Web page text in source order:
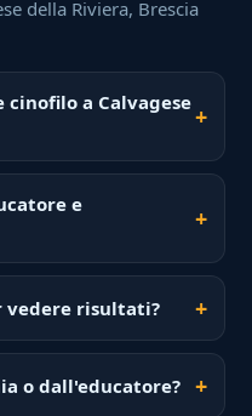
della Riviera, Brescia
a Calvagese
e
vedere risultati?
o dall'educatore?